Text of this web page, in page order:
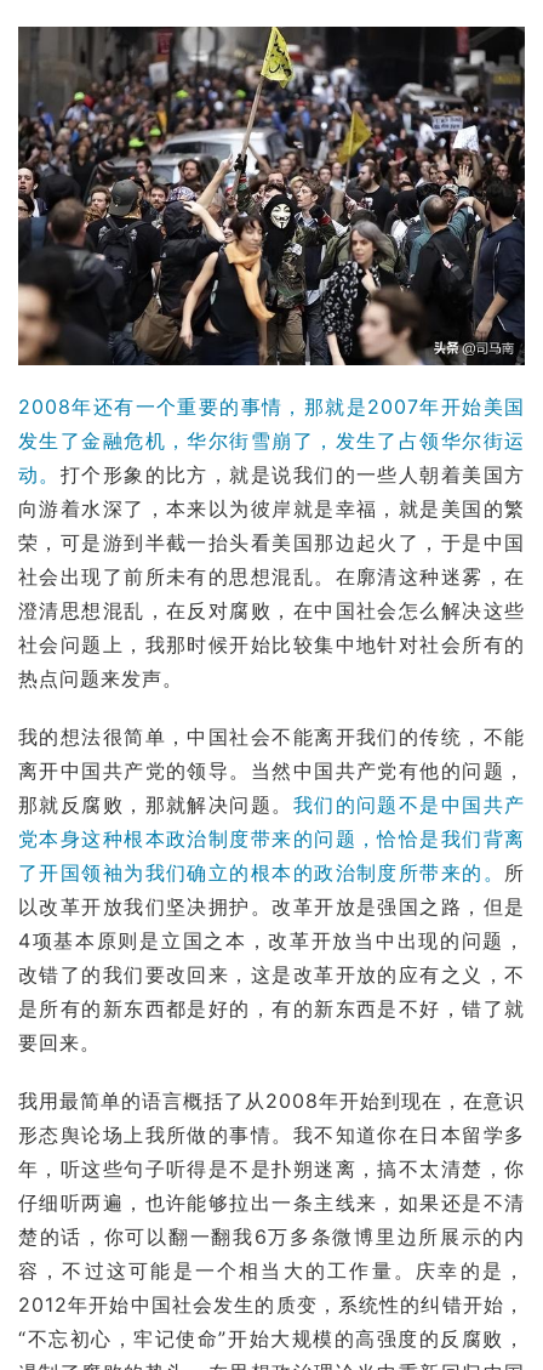
2008年还有一个重要的事情，那就是2007年开始美国
发生了金融危机，华尔街雪崩了，发生了占领华尔街运
动。 打个形象的比方，就是说我们的一些人朝着美国方
向游着水深了，本来以为彼岸就是幸福，就是美国的繁
荣，可是游到半截一抬头看美国那边起火了，于是中国
社会出现了前所未有的思想混乱。在廓清这种迷雾，在
澄清思想混乱，在反对腐败，在中国社会怎么解决这些
社会问题上，我那时候开始比较集中地针对社会所有的
热点问题来发声。
我的想法很简单，中国社会不能离开我们的传统，不能
离开中国共产党的领导。当然中国共产党有他的问题，
那就反腐败，那就解决问题。 我们的问题不是中国共产
党本身这种根本政治制度带来的问题，恰恰是我们背离
了开国领袖为我们确立的根本的政治制度所带来的。 所
以改革开放我们坚决拥护。改革开放是强国之路，但是
4项基本原则是立国之本，改革开放当中出现的问题，
改错了的我们要改回来，这是改革开放的应有之义，不
是所有的新东西都是好的，有的新东西是不好，错了就
要回来。
我用最简单的语言概括了从2008年开始到现在，在意识
形态舆论场上我所做的事情。我不知道你在日本留学多
年，听这些句子听得是不是扑朔迷离，搞不太清楚，你
仔细听两遍，也许能够拉出一条主线来，如果还是不清
楚的话，你可以翻一翻我6万多条微博里边所展示的内
容，不过这可能是一个相当大的工作量。庆幸的是，
2012年开始中国社会发生的质变，系统性的纠错开始，
“不忘初心，牢记使命”开始大规模的高强度的反腐败，